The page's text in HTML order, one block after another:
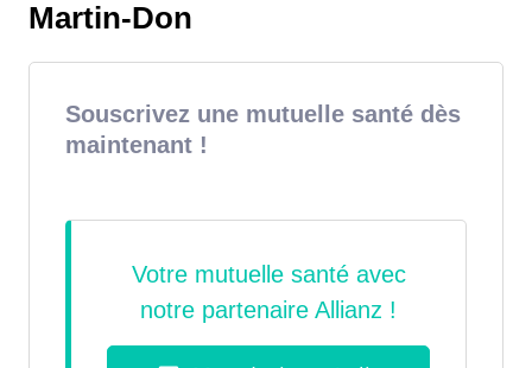
Martin-Don
Souscrivez une mutuelle santé dès
maintenant !